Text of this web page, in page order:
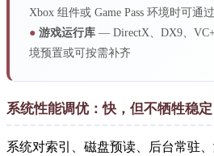
Xbox 组件或 Game Pass 环境时可通
● 游戏运行库 — DirectX、DX9、
境预置或可按需补齐
系统性能调优：快，但不牺牲稳定
系统对索引、磁盘预读、后台常驻